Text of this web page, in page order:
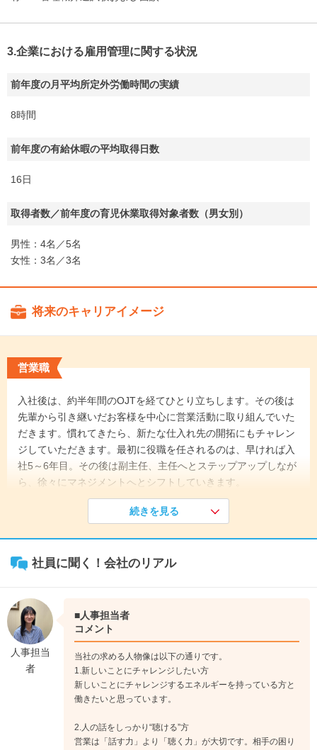
3.企業における雇用管理に関する状況
前年度の月平均所定外労働時間の実績
8時間
前年度の有給休暇の平均取得日数
16日
取得者数／前年度の育児休業取得対象者数（男女別）
男性：4名／5名
女性：3名／3名
将来のキャリアイメージ
営業職
入社後は、約半年間のOJTを経てひとり立ちします。その後は
先輩から引き継いだお客様を中心に営業活動に取り組んでいた
だきます。慣れてきたら、新たな仕入れ先の開拓にもチャレン
ジしていただきます。最初に役職を任されるのは、早ければ入
社5～6年目。その後は副主任、主任へとステップアップしなが
ら、徐々にマネジメントへとシフトしていきます。
がら少しずつ商品知識を深めていきましょう。
《入社6年目》
副主任に昇格する平均的なスピードが5～6年目あたりです。新
入社員のOJTを担当したり、後輩の指導をしたりと、育成にも
関わるようになっていきます。
《入社8年目》
主任に昇格。自身もプレイヤーとして営業の第一線を走る傍
るようになります。
続きを見る
社員に聞く！会社のリアル
人事担当
者
■人事担当者
コメント
当社の求める人物像は以下の通りです。
1.新しいことにチャレンジしたい方
新しいことにチャレンジするエネルギーを持っている方と
働きたいと思っています。
2.人の話をしっかり“聴ける”方
営業は「話す力」より「聴く力」が大切です。相手の困り